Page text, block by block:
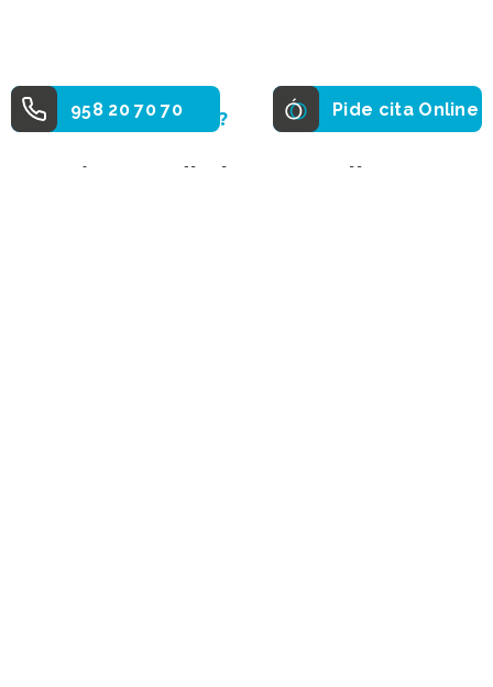
958 20 70 70 Pide cita Online
¿EN QUÉ CONSISTE?
¿Qué procedimientos realiza un